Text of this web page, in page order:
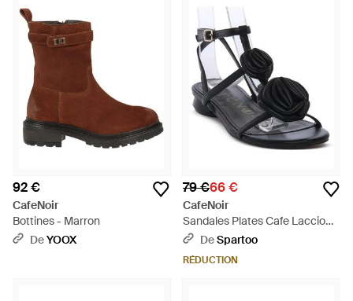
92 €
CafeNoir
Bottines - Marron
DeYOOX
79 €66 €
CafeNoir
Sandales Plates Cafe Laccio
Alla Caviglia - Noir
DeSpartoo
RÉDUCTION